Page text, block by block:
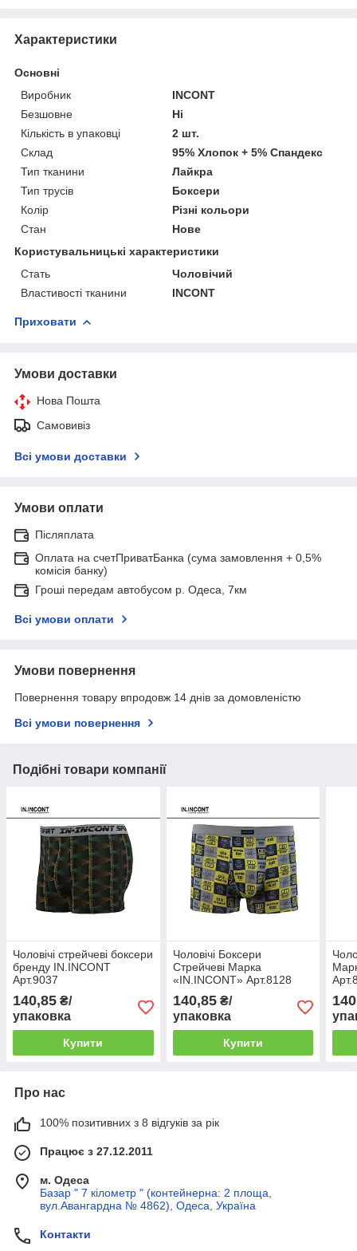
Характеристики
Основні
Виробник
INCONT
Безшовне
Ні
Кількість в упаковці
2 шт.
Склад
95% Хлопок + 5% Спандекс
Тип тканини
Лайкра
Тип трусів
Боксери
Колір
Різні кольори
Стан
Нове
Користувальницькі характеристики
Стать
Чоловічий
Властивості тканини
INCONT
Приховати
Умови доставки
Нова Пошта
Самовивіз
Всі умови доставки
Умови оплати
Післяплата
Оплата на счетПриватБанка (сума замовлення + 0,5%
комісія банку)
Гроші передам автобусом р. Одеса, 7км
Всі умови оплати
Умови повернення
Повернення товару впродовж 14 днів за домовленістю
Всі умови повернення
Подібні товари компанії
Чоловічі стрейчеві боксери
бренду IN.INCONT
Арт.9037
140,85 ₴/
упаковка
Купити
Чоловічі Боксери
Стрейчеві Марка
«IN.INCONT» Арт.8128
140,85₴/
упаковка
Купити
Про нас
100% позитивних з 8 відгуків за рік
Працює з 27.12.2011
м. Одеса
Базар " 7 кілометр " (контейнерна: 2 площа,
вул.Авангардна № 4862), Одеса, Україна
Контакти